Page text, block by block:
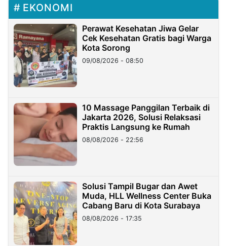
EKONOMI
Perawat Kesehatan Jiwa Gelar
Cek Kesehatan Gratis bagi Warga
Kota Sorong
09/08/2026 - 08:50
10 Massage Panggilan Terbaik di
Jakarta 2026, Solusi Relaksasi
Praktis Langsung ke Rumah
08/08/2026 - 22:56
Solusi Tampil Bugar dan Awet
Muda, HLL Wellness Center Buka
Cabang Baru di Kota Surabaya
08/08/2026 - 17:35